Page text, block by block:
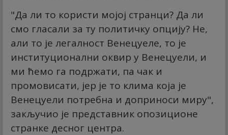
"Да ли то користи мојој странци? Да ли
смо гласали за ту политичку опцију? Не,
али то је легалност Венецуеле, то је
институционални оквир у Венецуели, и
ми ћемо га подржати, па чак и
промовисати, јер је то клима која је
Венецуели потребна и доприноси миру",
закључио је представник опозиционе
странке десног центра.